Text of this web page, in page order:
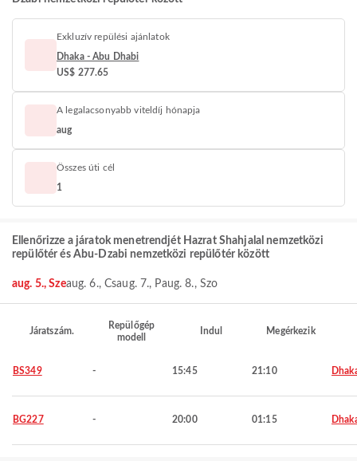
Exkluzív repülési ajánlatok
Dhaka - Abu Dhabi
US$ 277.65
A legalacsonyabb viteldíj hónapja
aug
Összes úti cél
1
Ellenőrizze a járatok menetrendjét Hazrat Shahjalal nemzetközi
repülőtér és Abu-Dzabi nemzetközi repülőtér között
aug. 5., Szeaug. 6., Csaug. 7., Paug. 8., Szo
Járatszám.
Repülőgép
modell
Indul Megérkezik
BS349 - 15:45 21:10
BG227 - 20:00 01:15